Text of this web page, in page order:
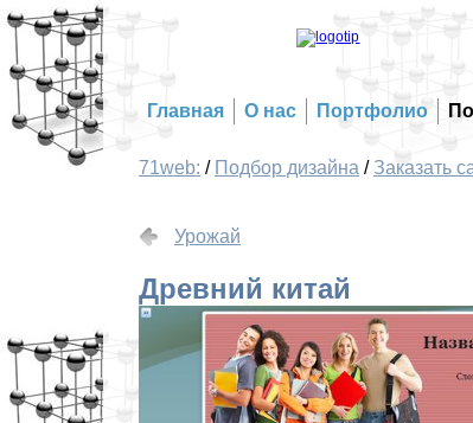
Главная О нас Портфолио
71web: / Подбор дизайна / Заказать
Урожай
Древний китай